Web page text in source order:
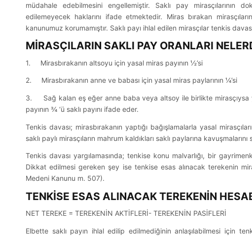
müdahale edebilmesini engellemiştir. Saklı pay mirasçılarının
edilemeyecek haklarını ifade etmektedir. Miras bırakan
kanunumuz korumamıştır. Saklı payı ihlal edilen mirasçılar tenkis
MİRASÇILARIN SAKLI PAY ORANLARI
1. Mirasbırakanın altsoyu için yasal miras payının ½’si
2. Mirasbırakanın anne ve babası için yasal miras paylarının ¼’si
3. Sağ kalan eş eğer anne baba veya altsoy ile birlikte mirasçıysa
payının ¾ ‘ü saklı payını ifade eder.
Tenkis davası; mirasbırakanın yaptığı bağışlamalarla yasal
saklı paylı mirasçıların mahrum kaldıkları saklı paylarına
Tenkis davası yargılamasında; tenkise konu malvarlığı, bir
Dikkat edilmesi gereken şey ise tenkise esas alınacak terekenin
Medeni Kanunu m. 507).
TENKİSE ESAS ALINACAK TEREKENİN
NET TEREKE = TEREKENİN AKTİFLERİ- TEREKENİN PASİFLERİ
Elbette saklı payın ihlal edilip edilmediğinin anlaşılabilmesi için